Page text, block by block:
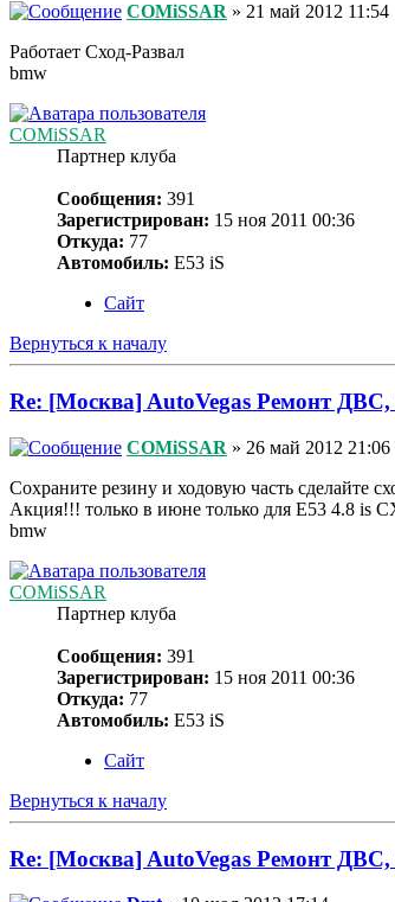
COMiSSAR » 21 май 2012 11:54
Работает Сход-Развал
bmw
COMiSSAR
Партнер клуба
Сообщения: 391
Зарегистрирован: 15 ноя 2011 00:36
Откуда: 77
Автомобиль: Е53 iS
Сайт
Вернуться к началу
Re: [Москва] AutoVegas Ремонт
COMiSSAR » 26 май 2012 21:06
Сохраните резину и ходовую часть сделайте
Акция!!! только в июне только для Е53 4.8
bmw
COMiSSAR
Партнер клуба
Сообщения: 391
Зарегистрирован: 15 ноя 2011 00:36
Откуда: 77
Автомобиль: Е53 iS
Сайт
Вернуться к началу
Re: [Москва] AutoVegas Ремонт